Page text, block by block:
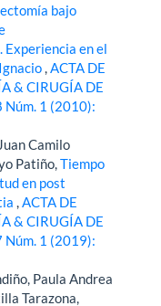
bajo
en el
ACTA DE
& CIRUGÍA DE
Núm. 1 (2010):
Camilo
Patiño,Tiempo
en post
ACTA DE
& CIRUGÍA DE
Núm. 1 (2019):
Paula Andrea
Tarazona,